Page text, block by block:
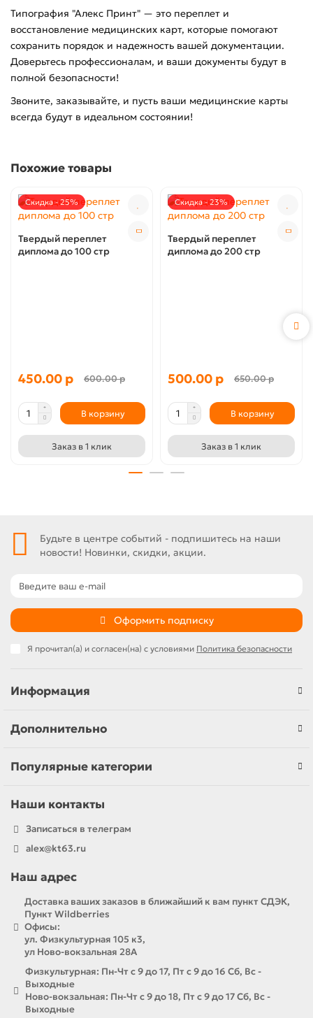
Типография "Алекс Принт" — это переплет и
восстановление медицинских карт, которые помогают
сохранить порядок и надежность вашей документации.
Доверьтесь профессионалам, и ваши документы будут в
полной безопасности!
Звоните, заказывайте, и пусть ваши медицинские карты
всегда будут в идеальном состоянии!
Похожие товары
Скидка - 25%
Твердый переплет
диплома до 100 стр
450.00 р 600.00 р
В корзину
Заказ в 1 клик
Скидка - 23%
Твердый переплет
диплома до 200 стр
500.00 р 650.00 р
В корзину
Заказ в 1 клик
Будьте в центре событий - подпишитесь на наши
новости! Новинки, скидки, акции.
Оформить подписку
Я прочитал(а) и согласен(на) с условиями Политика безопасности
Информация
Дополнительно
Популярные категории
Наши контакты
Записаться в телеграм
alex@kt63.ru
Наш адрес
Доставка ваших заказов в ближайший к вам пункт СДЭК,
Пункт Wildberries
Офисы:
ул. Физкультурная 105 к3,
ул Ново-вокзальная 28А
Физкультурная: Пн-Чт с 9 до 17, Пт с 9 до 16 Сб, Вс -
Выходные
Ново-вокзальная: Пн-Чт с 9 до 18, Пт с 9 до 17 Сб, Вс -
Выходные